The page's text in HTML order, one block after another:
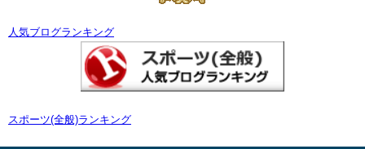
人気ブログランキング
スポーツ(全般)ランキング